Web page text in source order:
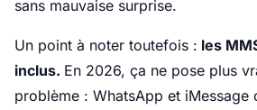
sans mauvaise surprise.
Un point à noter toutefois : les
inclus. En 2026, ça ne pose plus
problème : WhatsApp et iMessage